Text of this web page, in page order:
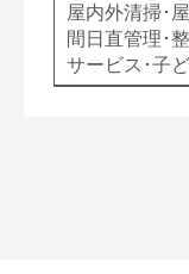
屋内外清掃･
間日直管理･
サービス･子